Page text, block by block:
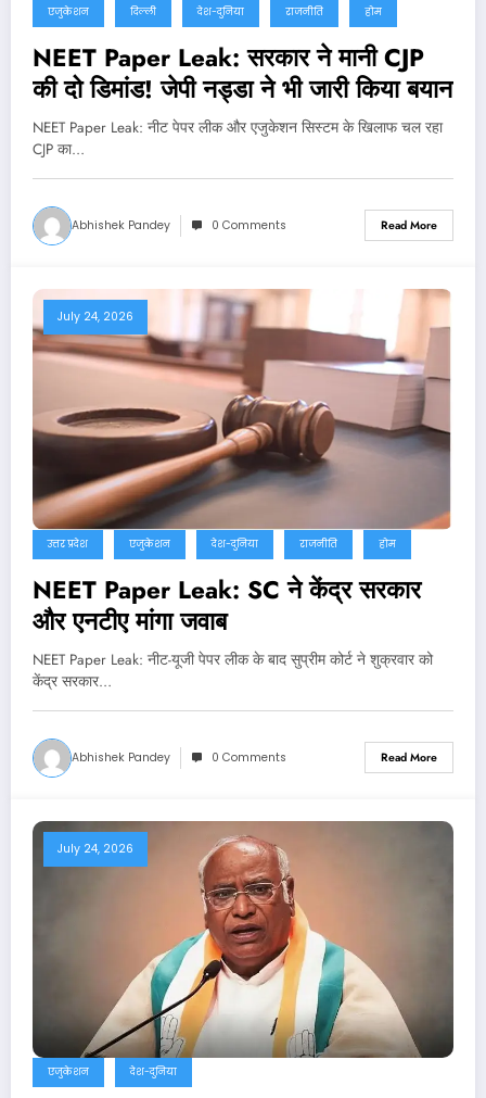
एजुकेशन दिल्ली देश-दुनिया राजनीति होम
NEET Paper Leak: सरकार ने मानी CJP
की दो डिमांड! जेपी नड्डा ने भी जारी किया बयान
NEET Paper Leak: नीट पेपर लीक और एजुकेशन सिस्टम के खिलाफ चल रहा
CJP का…
Abhishek Pandey 0 Comments Read More
July 24, 2026
उत्तर प्रदेश एजुकेशन देश-दुनिया राजनीति होम
NEET Paper Leak: SC ने केंद्र सरकार
और एनटीए मांगा जवाब
NEET Paper Leak: नीट-यूजी पेपर लीक के बाद सुप्रीम कोर्ट ने शुक्रवार को
केंद्र सरकार…
Abhishek Pandey 0 Comments Read More
July 24, 2026
एजुकेशन देश-दुनिया